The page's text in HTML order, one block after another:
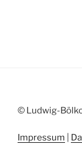
© Ludwig-
Impressum